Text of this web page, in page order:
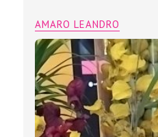
AMARO LEANDRO